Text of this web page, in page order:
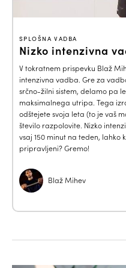
SPLOŠNA VADBA
Nizko intenzivna
V tokratnem prispevku Blaž
intenzivna vadba. Gre za
srčno-žilni sistem, delamo pa
maksimalnega utripa. Tega
odštejete svoja leta (to je vaš
število razpolovite. Nizko
vsaj 150 minut na teden, lahko
pripravljeni? Gremo!
Blaž Mihev